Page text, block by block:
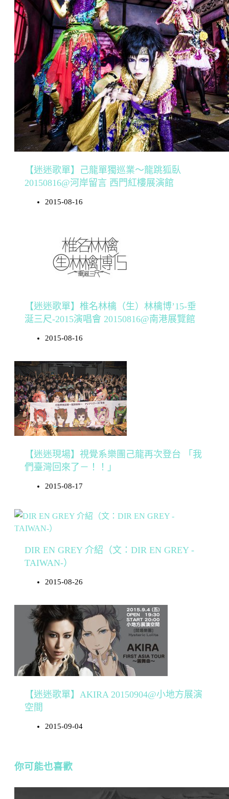
【迷迷歌單】己龍單獨巡業～龍跳狐臥
20150816@河岸留言 西門紅樓展演館
2015-08-16
【迷迷歌單】椎名林檎（生）林檎博’15-垂
涎三尺-2015演唱會 20150816@南港展覽館
2015-08-16
【迷迷現場】視覺系樂團己龍再次登台 「我
們臺灣回來了－！！」
2015-08-17
DIR EN GREY 介紹（文：DIR EN GREY -
TAIWAN-）
2015-08-26
【迷迷歌單】AKIRA 20150904@小地方展演
空間
2015-09-04
你可能也喜歡